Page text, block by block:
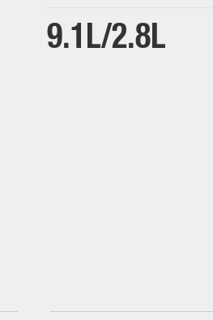
9.1L/2.8L